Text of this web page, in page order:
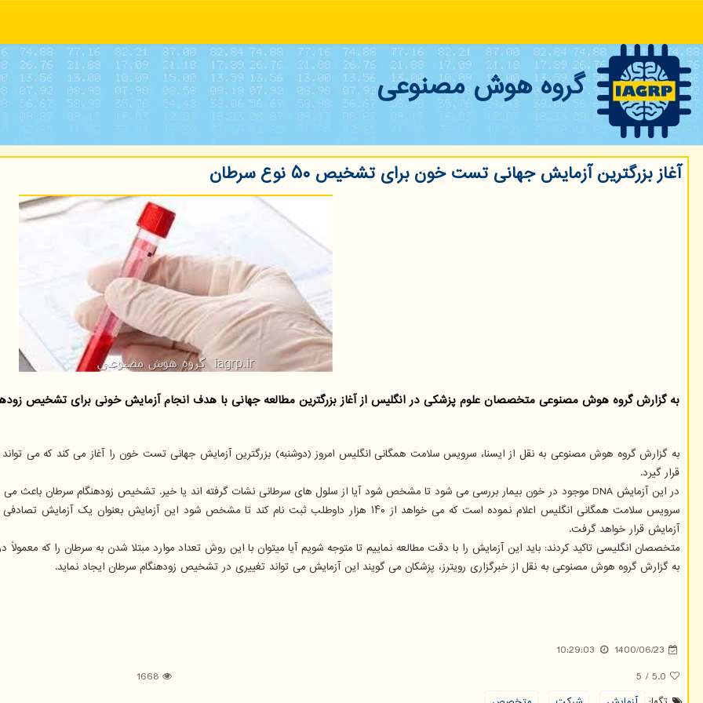
گروه هوش مصنوعی
آغاز بزرگترین آزمایش جهانی تست خون برای تشخیص ۵۰ نوع سرطان
به گزارش گروه هوش مصنوعی متخصصان علوم پزشکی در انگلیس از آغاز بزرگترین مطالعه جهانی با هدف انجام آزمایش خونی برای تشخیص زودهنگام ۵۰ نوع مختلف سرطان خبر
قرار گیرد.
در این آزمایش DNA موجود در خون بیمار بررسی می شود تا مشخص شود آیا از سلول های سرطانی نشات گرفته اند یا خیر. تشخیص زودهنگام سرطان باعث می شود تا شانس زنده ماندن بیمار افزایش پیدا کند.
سرویس سلامت همگانی انگلیس اعلام نموده است که می خواهد از ۱۴۰ هزار داوطلب ثبت نام کند تا مشخص شود
آزمایش قرار خواهد گرفت.
متخصصان انگلیسی تاکید کردند: باید این آزمایش را با دقت مطالعه نماییم تا متوجه شویم آیا میتوان با این روش تعداد موارد مبتلا شدن به سرطان را که
به گزارش گروه هوش مصنوعی به نقل از خبرگزاری رویترز، پزشکان می گویند این آزمایش می تواند تغییری در تشخیص زودهنگام سرطان ایجاد نماید.
1400/06/23
10:29:03
5.0
/
5
1668